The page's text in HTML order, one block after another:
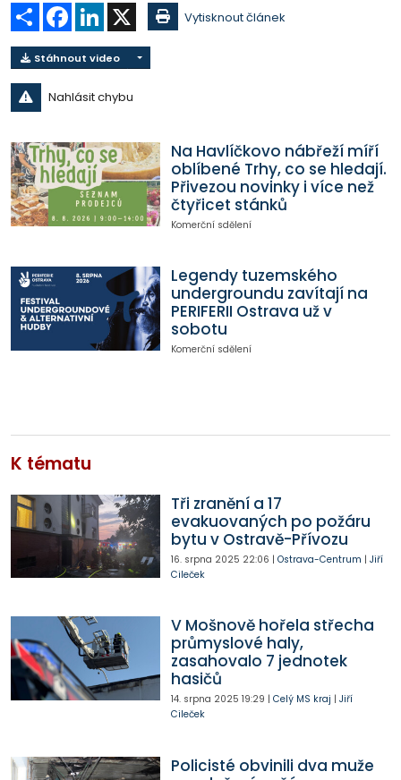
Sdílet Facebook
LinkedIn Vytisknout článek
Stáhnout video
Nahlásit chybu
Na Havlíčkovo nábřeží míří
oblíbené Trhy, co se hledají.
Přivezou novinky i více než
čtyřicet stánků
Komerční sdělení
Legendy tuzemského
undergroundu zavítají na
PERIFERII Ostrava už v
sobotu
Komerční sdělení
K tématu
Tři zranění a 17
evakuovaných po požáru
bytu v Ostravě-Přívozu
16. srpna 2025 22:06 | Ostrava-Centrum | Jiří
Cileček
V Mošnově hořela střecha
průmyslové haly,
zasahovalo 7 jednotek
hasičů
14. srpna 2025 19:29 | Celý MS kraj | Jiří
Cileček
Policisté obvinili dva muže